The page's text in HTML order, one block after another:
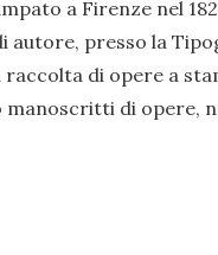
a Firenze nel
autore, presso la
raccolta di opere a
di opere,